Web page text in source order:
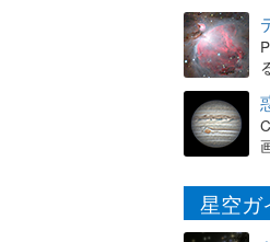
星空ガ